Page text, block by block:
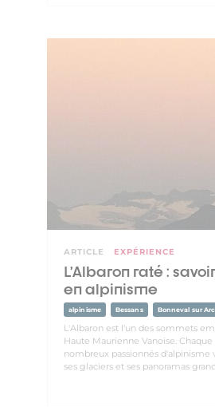
ARTICLE EXPÉRIENCE
L’Albaron raté :
en alpinisme
alpinisme Bessans Bonneval sur Arc
L'Albaron est l'un des sommets
Haute Maurienne Vanoise.
nombreux passionnés d'alpinisme
ses glaciers et ses panoramas